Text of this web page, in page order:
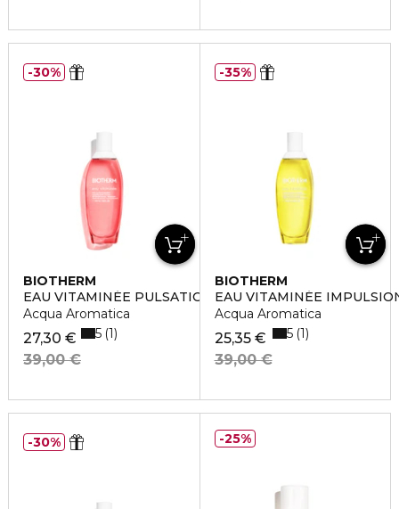
BIOTHERM
EAU VITAMINÉE PULSATION BERRY
Acqua Aromatica
27,30 €
39,00 €
5 1
30%
BIOTHERM
EAU VITAMINÉE
Acqua Aromatica
25,35 €
39,00 €
5 1
35%
30% 25%